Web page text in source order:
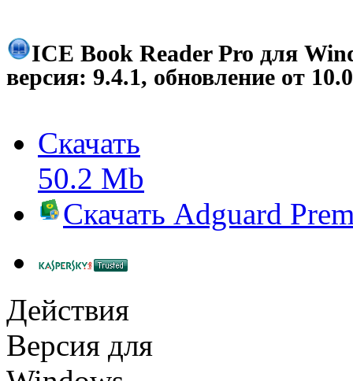
ICE Book Reader Pro для
версия: 9.4.1, обновление от
Скачать
50.2 Mb
Скачать Adguard
Действия
Версия для